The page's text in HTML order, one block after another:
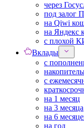
через
под залог
на Qiwi
на Яндекс
с плохой
Вклады
с
с
на 1 месяц
на 3 месяца
на 6
на год